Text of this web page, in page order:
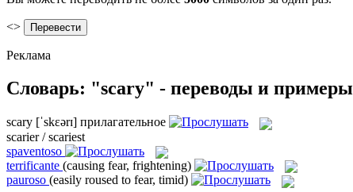
<>
Реклама
Словарь: "scary" - переводы и примеры
scary [ˈskɛərɪ] прилагательное
scarier / scariest
spaventoso
terrificante (causing fear, frightening)
pauroso (easily roused to fear, timid)